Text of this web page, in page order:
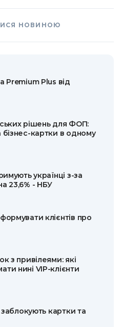
НОВИНОЮ
Premium Plus від
рішень для ФОП:
картки в одному
українці з-за
23,6% - НБУ
клієнтів про
з привілеями: які
нині VIP-клієнти
заблокують картки та